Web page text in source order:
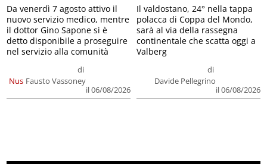
Nus
di
Fausto Vassoney
il 06/08/2026
Da venerdì 7 agosto attivo il
nuovo servizio medico, mentre
il dottor Gino Sapone si è
detto disponibile a proseguire
nel servizio alla comunità
di
Davide Pellegrino
il 06/08/2026
Il valdostano, 24° nella tappa
polacca di Coppa del Mondo,
sarà al via della rassegna
continentale che scatta oggi a
Valberg